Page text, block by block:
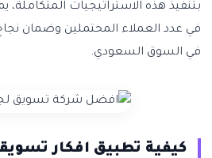
بتنفيذ هذه الاستراتيجيات
في عدد العملاء المحتملين وضمان
في السوق السعودي.
كيفية تطبيق افكار